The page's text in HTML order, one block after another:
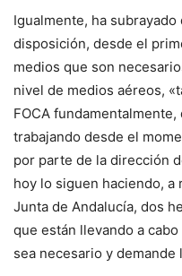
Igualmente, ha
disposición, desde el
medios que son
nivel de medios aéreos,
FOCA
trabajando desde el
por parte de la dirección
hoy lo siguen haciendo,
Junta de Andalucía, dos
que están llevando a
sea necesario y demande